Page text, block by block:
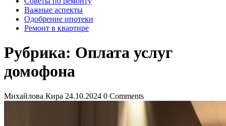
Важные аспекты
Одобрение ипотеки
Ремонт в квартире
Рубрика: Оплата услуг
домофона
Михайлова Кира 24.10.2024 0 Comments